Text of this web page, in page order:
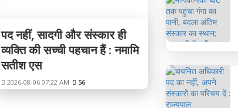
पद नहीं, सादगी और संस्कार ही
व्यक्ति की सच्ची पहचान हैं : नमामि
सतीश एस
2026-08-06 07:22 AM 56